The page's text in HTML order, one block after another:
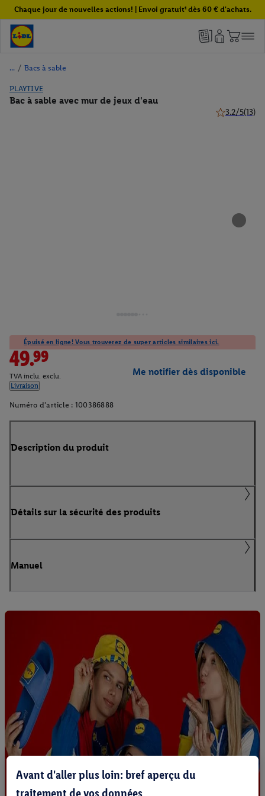
Chaque jour de nouvelles actions! | Envoi gratuit¹ dès 60 € d'achats.
/ Bacs à sable
PLAYTIVE
Bac à sable avec mur de jeux d'eau
3.2/5(13)
Épuisé en ligne! Vous trouverez de super articles similaires ici.
49.99
TVA inclu. exclu.
Livraison
Me notifier dès disponible
Numéro d'article : 100386888
Description du produit
Détails sur la sécurité des produits
Manuel
Avant d'aller plus loin: bref aperçu du
traitement de vos données